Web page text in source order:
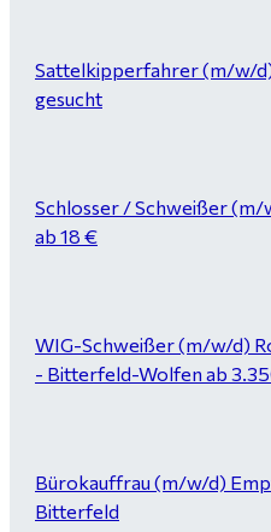
Sattelkipperfahrer (m/w/
gesucht
Schlosser / Schweißer
ab 18 €
WIG-Schweißer (m/w/d)
- Bitterfeld-Wolfen ab
Bürokauffrau (m/w/d)
Bitterfeld